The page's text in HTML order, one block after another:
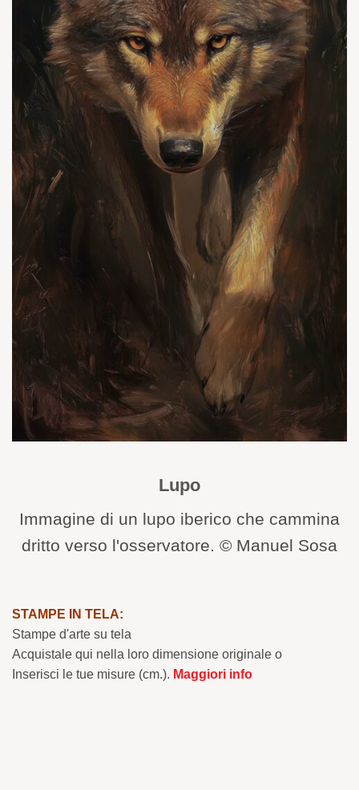
Lupo
Immagine di un lupo iberico che cammina
dritto verso l'osservatore. © Manuel Sosa
STAMPE IN TELA:
Stampe d'arte su tela
Acquistale qui nella loro dimensione originale o
Inserisci le tue misure (cm.). Maggiori info